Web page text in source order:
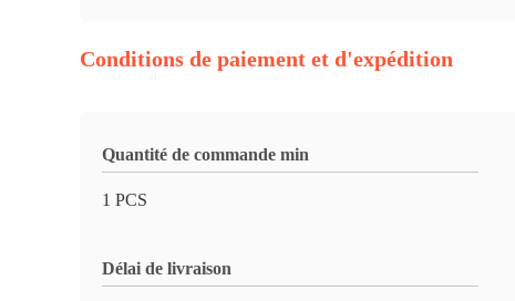
Conditions de paiement et d'expédition
Quantité de commande min
1 PCS
Délai de livraison